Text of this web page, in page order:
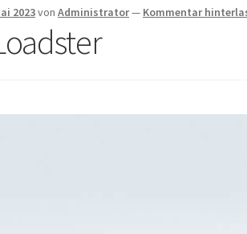
2023vonAdministrator— Kommentar